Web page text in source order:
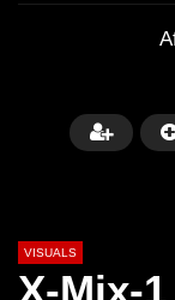
VISUALS
X-Mix-